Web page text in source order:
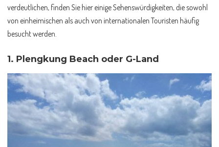
verdeutlichen, finden Sie hier einige Sehenswürdigkeiten, die sowohl
von einheimischen als auch von internationalen Touristen häufig
besucht werden.
1. Plengkung Beach oder G-Land